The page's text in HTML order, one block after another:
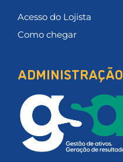
Acesso do Lojista
Como chegar
ADMINISTRAÇÃO